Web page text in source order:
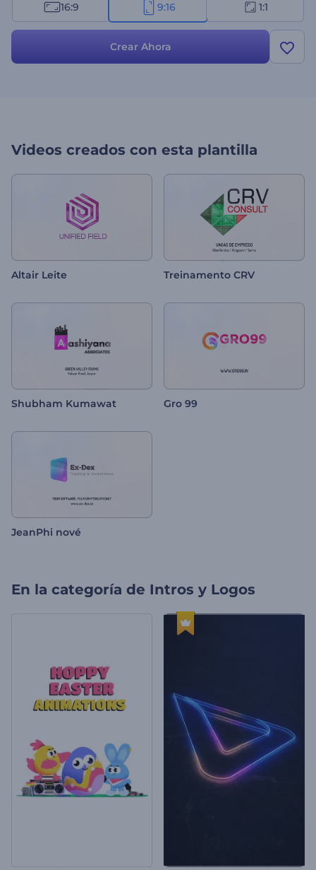
16:9 9:16 1:1
Crear Ahora
Videos creados con esta plantilla
Altair Leite Treinamento CRV
Shubham Kumawat Gro 99
JeanPhi nové
En la categoría de Intros y Logos